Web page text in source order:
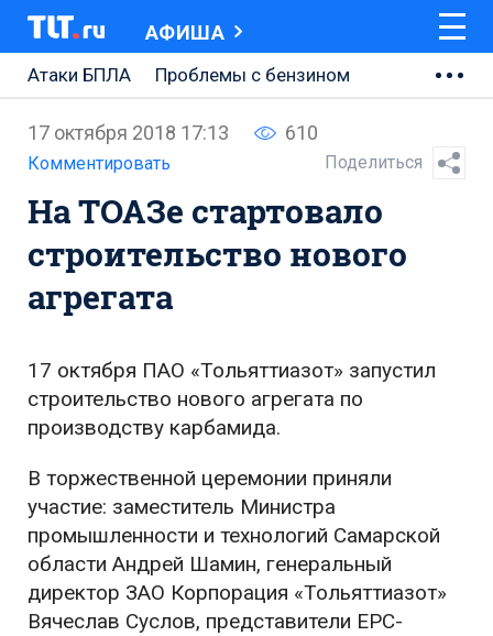
АФИША
Атаки БПЛА
Проблемы с бензином
АВТОВАЗ
Ремонт Центральной площади
Ремонт Обводного шоссе
Набережная Тольятти
Неделя Тольятти
17 октября 2018 17:13 610
Комментировать Поделиться
На ТОАЗе стартовало
строительство нового
агрегата
17 октября ПАО «Тольяттиазот» запустил
строительство нового агрегата по
производству карбамида.
В торжественной церемонии приняли
участие: заместитель Министра
промышленности и технологий Самарской
области Андрей Шамин, генеральный
директор ЗАО Корпорация «Тольяттиазот»
Вячеслав Суслов, представители EPC-